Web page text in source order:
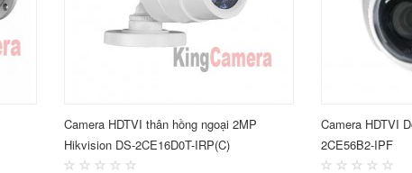
Camera HDTVI thân hồng ngoại 2MP
Hikvision DS-2CE16D0T-IRP(C)
Camera HDTVI
2CE56B2-IPF